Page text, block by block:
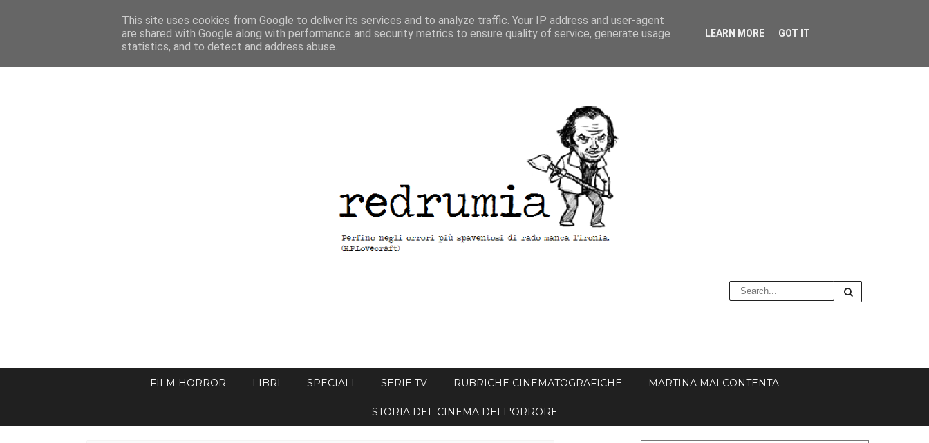
FILM HORROR LIBRI SPECIALI SERIE TV RUBRICHE CINEMATOGRAFICHE MARTINA MALCONTENTA
STORIA DEL CINEMA DELL'ORRORE
This site uses cookies from Google to deliver its services and to analyze traffic. Your IP address and user-agent
are shared with Google along with performance and security metrics to ensure quality of service, generate usage
statistics, and to detect and address abuse.
LEARN MORE GOT IT